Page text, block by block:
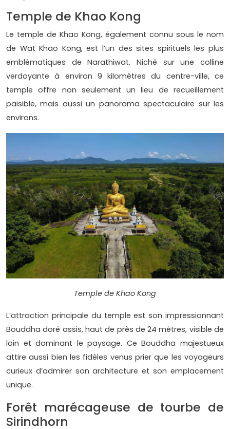
Temple de Khao Kong
Le temple de Khao Kong, également connu sous le nom
de Wat Khao Kong, est l’un des sites spirituels les plus
emblématiques de Narathiwat. Niché sur une colline
verdoyante à environ 9 kilomètres du centre-ville, ce
temple offre non seulement un lieu de recueillement
paisible, mais aussi un panorama spectaculaire sur les
environs.
Temple de Khao Kong
L’attraction principale du temple est son impressionnant
Bouddha doré assis, haut de près de 24 mètres, visible de
loin et dominant le paysage. Ce Bouddha majestueux
attire aussi bien les fidèles venus prier que les voyageurs
curieux d’admirer son architecture et son emplacement
unique.
Forêt marécageuse de tourbe de
Sirindhorn